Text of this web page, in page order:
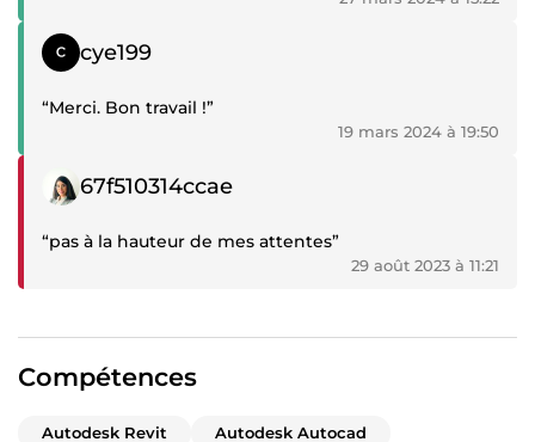
Témoignage positif
cye199
“Merci. Bon travail !”
19 mars 2024 à 19:50
Témoignage négatif
67f510314ccae
“pas à la hauteur de mes attentes”
29 août 2023 à 11:21
Compétences
Autodesk Revit
Autodesk Autocad